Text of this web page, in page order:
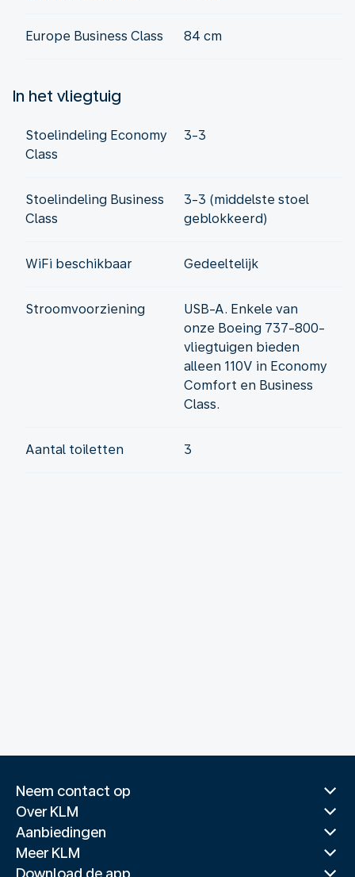
Europe Business Class 84 cm
In het vliegtuig
Stoelindeling Economy
Class
3-3
Stoelindeling Business
Class
3-3 (middelste stoel
geblokkeerd)
WiFi beschikbaar Gedeeltelijk
Stroomvoorziening
USB-A. Enkele van
onze Boeing 737-800-
vliegtuigen bieden
alleen 110V in Economy
Comfort en Business
Class.
Aantal toiletten 3
Neem contact op
Over KLM
Aanbiedingen
Meer KLM
Download de app